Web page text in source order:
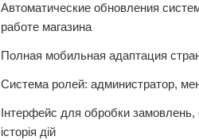
Автоматические обновления
работе магазина
Полная мобильная адаптация
Система ролей: администратор,
Інтерфейс для обробки замовлень,
історія дій